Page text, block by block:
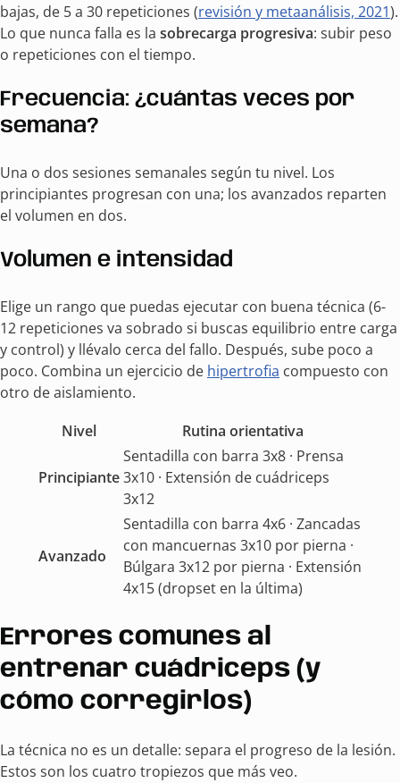
bajas, de 5 a 30 repeticiones (revisión y metaanálisis, 2021).
Lo que nunca falla es la sobrecarga progresiva: subir peso
o repeticiones con el tiempo.
Frecuencia: ¿cuántas veces por
semana?
Una o dos sesiones semanales según tu nivel. Los
principiantes progresan con una; los avanzados reparten
el volumen en dos.
Volumen e intensidad
Elige un rango que puedas ejecutar con buena técnica (6-
12 repeticiones va sobrado si buscas equilibrio entre carga
y control) y llévalo cerca del fallo. Después, sube poco a
poco. Combina un ejercicio de hipertrofia compuesto con
otro de aislamiento.
Nivel
Rutina orientativa
Principiante
Sentadilla con barra 3x8 · Prensa
3x10 · Extensión de cuádriceps
3x12
Avanzado
Sentadilla con barra 4x6 · Zancadas
con mancuernas 3x10 por pierna ·
Búlgara 3x12 por pierna · Extensión
4x15 (dropset en la última)
Errores comunes al
entrenar cuádriceps (y
cómo corregirlos)
La técnica no es un detalle: separa el progreso de la lesión.
Estos son los cuatro tropiezos que más veo.